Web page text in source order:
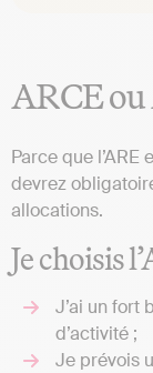
ARCE
Parce que l’ARE
devrez
allocations.
Je choisis
J’ai un fort
d’activité ;
Je prévois